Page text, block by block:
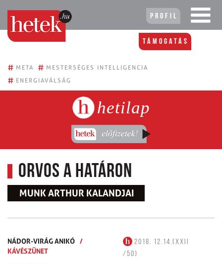
Profil
Támogatás
# META # MESTERSÉGES INTELLIGENCIA
# ENERGIAVÁLSÁG
hetilap
Orvos a határon
MUNK ARTHUR KALANDJAI
NÁDOR-VIRÁG ANIKÓ /
KÁVÉSZÜNET
2018. 12.14.(XXII
/50)